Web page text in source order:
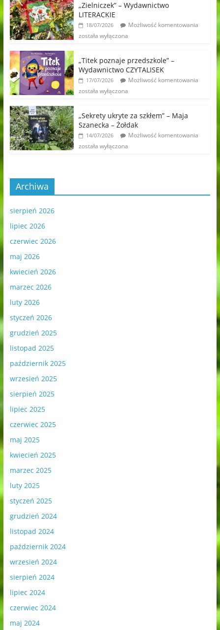
„Zielniczek” – Wydawnictwo
LITERACKIE
18/07/2026
Możliwość komentowania
została wyłączona
„Titek poznaje przedszkole” –
Wydawnictwo CZYTALISEK
17/07/2026
Możliwość komentowania
została wyłączona
„Sekrety ukryte za szkłem” – Maja
Szanecka – Żołdak
14/07/2026
Możliwość komentowania
została wyłączona
Archiwa
sierpień 2026
lipiec 2026
czerwiec 2026
maj 2026
kwiecień 2026
marzec 2026
luty 2026
styczeń 2026
grudzień 2025
listopad 2025
październik 2025
wrzesień 2025
sierpień 2025
lipiec 2025
czerwiec 2025
maj 2025
kwiecień 2025
marzec 2025
luty 2025
styczeń 2025
grudzień 2024
listopad 2024
październik 2024
wrzesień 2024
sierpień 2024
lipiec 2024
czerwiec 2024
maj 2024